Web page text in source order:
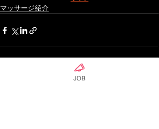
マッサージ紹介
JOB